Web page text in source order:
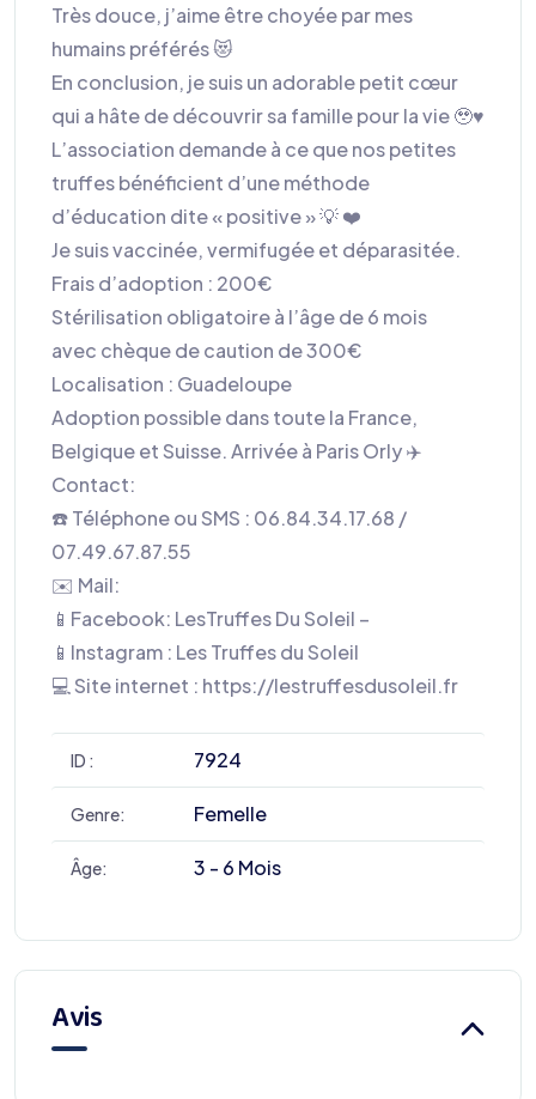
Très douce, j’aime être choyée par mes
humains préférés 😻
En conclusion, je suis un adorable petit cœur
qui a hâte de découvrir sa famille pour la vie 🥹♥️
L’association demande à ce que nos petites
truffes bénéficient d’une méthode
d’éducation dite « positive » 💡 ❤️
Je suis vaccinée, vermifugée et déparasitée.
Frais d’adoption : 200€
Stérilisation obligatoire à l’âge de 6 mois
avec chèque de caution de 300€
Localisation : Guadeloupe
Adoption possible dans toute la France,
Belgique et Suisse. Arrivée à Paris Orly ✈️
Contact:
☎️ Téléphone ou SMS : 06.84.34.17.68 /
07.49.67.87.55
✉️ Mail:
📱Facebook: LesTruffes Du Soleil –
📱Instagram : Les Truffes du Soleil
💻 Site internet : https://lestruffesdusoleil.fr
ID : 7924
Genre: Femelle
Âge: 3 - 6 Mois
Avis